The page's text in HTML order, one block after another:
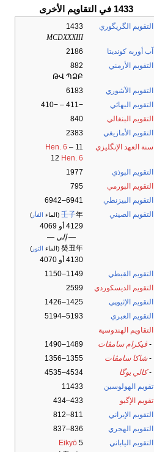
1433 في التقاويم الأخرى
التقويم الگريگوري
1433
MCDXXXIII
آب أوربه كونديتا
2186
التقويم الأرمني
882
ԹՎ ՊՁԲ
التقويم الآشوري
6183
التقويم البهائي
−411 – −410
التقويم البنغالي
840
التقويم الأمازيغي
2383
سنة العهد الإنگليزي
11
Hen. 6 –
12 Hen. 6
التقويم البوذي
1977
التقويم البورمي
795
التقويم البيزنطي
6941–6942
التقويم الصيني
壬子年 (الماء الفأر )
4129 أو 4069
— إلى —
癸丑年 (الماء الثور )
4130 أو 4070
التقويم القبطي
1149–1150
التقويم الديسكوردي
2599
التقويم الإثيوپي
1425–1426
التقويم العبري
5193–5194
التقاويم الهندوسية
- ڤيكرام سامڤات
1489–1490
-شاكا سامڤات
1355–1356
-كالي يوگا
4534–4535
تقويم الهولوسين
11433
تقويم الإگبو
433–434
التقويم الإيراني
811–812
التقويم الهجري
836–837
التقويم الياباني
Eikyō 5